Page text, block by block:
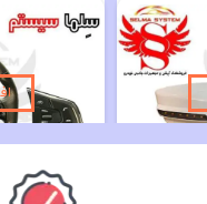
فلاپ آینه راهنما دار ساینا و کوییک رنگ سفید و نقره ای